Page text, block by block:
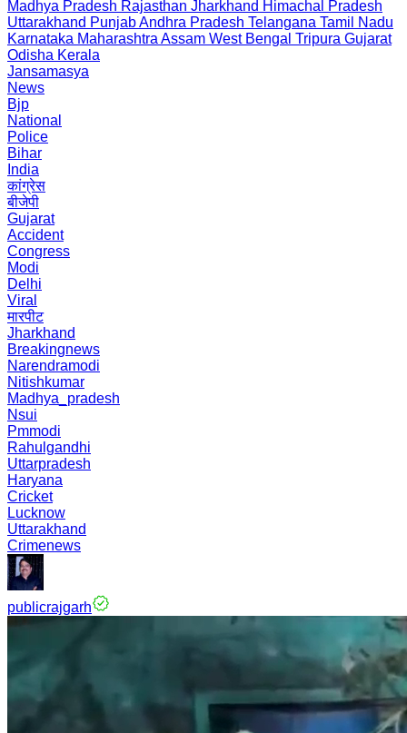
Madhya Pradesh Rajasthan Jharkhand Himachal Pradesh
Uttarakhand PunjabAndhra Pradesh Telangana Tamil Nadu
Karnataka Maharashtra Assam West Bengal Tripura Gujarat
Odisha Kerala
Jansamasya
News
Bjp
National
Police
Bihar
India
कांग्रेस
बीजेपी
Gujarat
Accident
Congress
Modi
Delhi
Viral
मारपीट
Jharkhand
Breakingnews
Narendramodi
Nitishkumar
Madhya_pradesh
Nsui
Pmmodi
Rahulgandhi
Uttarpradesh
Haryana
Cricket
Lucknow
Uttarakhand
Crimenews
publicrajgarh